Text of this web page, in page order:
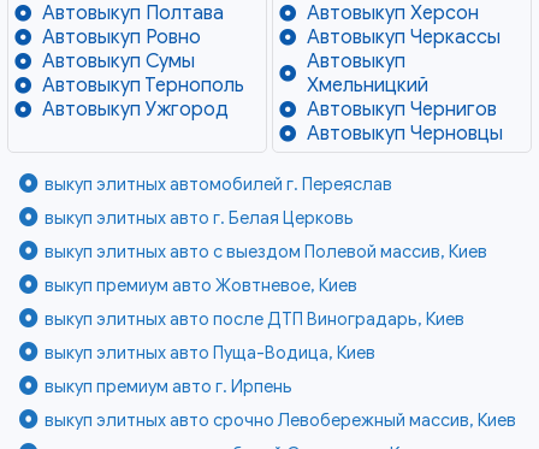
Автовыкуп Полтава
Автовыкуп Ровно
Автовыкуп Сумы
Автовыкуп Тернополь
Автовыкуп Ужгород
Автовыкуп Херсон
Автовыкуп Черкассы
Автовыкуп
Хмельницкий
Автовыкуп Чернигов
Автовыкуп Черновцы
выкуп элитных автомобилей г. Переяслав
выкуп элитных авто г. Белая Церковь
выкуп элитных авто с выездом Полевой массив, Киев
выкуп премиум авто Жовтневое, Киев
выкуп элитных авто после ДТП Виноградарь, Киев
выкуп элитных авто Пуща-Водица, Киев
выкуп премиум авто г. Ирпень
выкуп элитных авто срочно Левобережный массив, Киев